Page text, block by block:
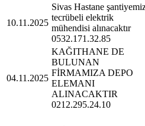
10.11.2025
Sivas Hastane
tecrübeli elektrik
mühendisi alınacaktır
0532.171.32.85
04.11.2025
KAĞITHANE DE
BULUNAN
FİRMAMIZA DEPO
ELEMANI
ALINACAKTIR
0212.295.24.10